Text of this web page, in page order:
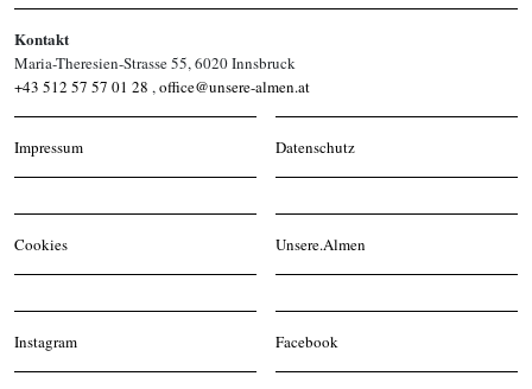
Kontakt
Maria-Theresien-Strasse 55, 6020 Innsbruck
+43 512 57 57 01 28 ,office@unsere-almen.at
Impressum Datenschutz
Cookies Unsere.Almen
Instagram Facebook